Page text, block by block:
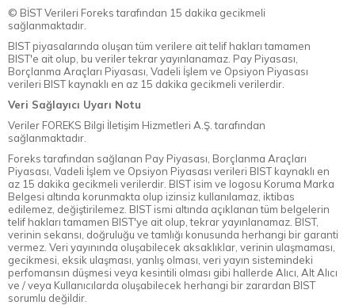
© BİST Verileri Foreks tarafından 15 dakika gecikmeli
sağlanmaktadır.
BIST piyasalarında oluşan tüm verilere ait telif hakları tamamen
BIST'e ait olup, bu veriler tekrar yayınlanamaz. Pay Piyasası,
Borçlanma Araçları Piyasası, Vadeli İşlem ve Opsiyon Piyasası
verileri BIST kaynaklı en az 15 dakika gecikmeli verilerdir.
Veri Sağlayıcı Uyarı Notu
Veriler FOREKS Bilgi İletişim Hizmetleri A.Ş. tarafından
sağlanmaktadır.
Foreks tarafından sağlanan Pay Piyasası, Borçlanma Araçları
Piyasası, Vadeli İşlem ve Opsiyon Piyasası verileri BIST kaynaklı en
az 15 dakika gecikmeli verilerdir. BIST isim ve logosu Koruma Marka
Belgesi altında korunmakta olup izinsiz kullanılamaz, iktibas
edilemez, değiştirilemez. BIST ismi altında açıklanan tüm belgelerin
telif hakları tamamen BIST'ye ait olup, tekrar yayınlanamaz. BIST,
verinin sekansı, doğruluğu ve tamlığı konusunda herhangi bir garanti
vermez. Veri yayınında oluşabilecek aksaklıklar, verinin ulaşmaması,
gecikmesi, eksik ulaşması, yanlış olması, veri yayın sistemindeki
perfomansın düşmesi veya kesintili olması gibi hallerde Alıcı, Alt Alıcı
ve / veya Kullanıcılarda oluşabilecek herhangi bir zarardan BIST
sorumlu değildir.